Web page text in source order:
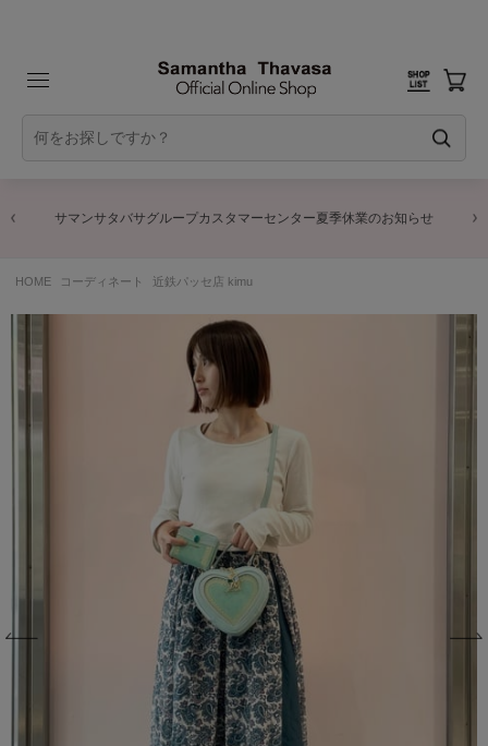
サマンサタバサグループカスタマーセンター夏季休業のお知らせ
HOME コーディネート 近鉄パッセ店 kimu